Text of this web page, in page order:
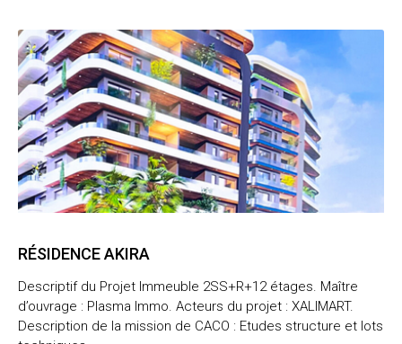
RÉSIDENCE AKIRA
Descriptif du Projet Immeuble 2SS+R+12 étages. Maître
d’ouvrage : Plasma Immo. Acteurs du projet : XALIMART.
Description de la mission de CACO : Etudes structure et lots